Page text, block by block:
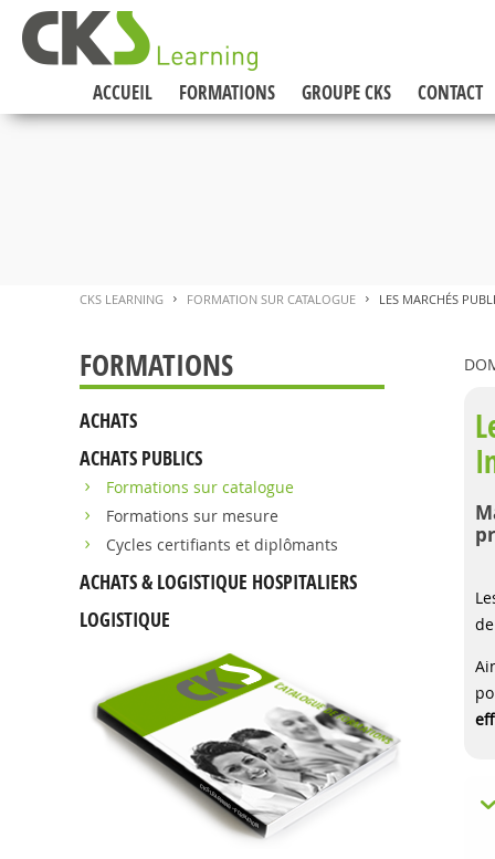
ACCUEIL FORMATIONS GROUPE CKS CONTACT
CKS LEARNING > FORMATION SUR CATALOGUE > LES MARCHÉS
FORMATIONS
ACHATS
ACHATS PUBLICS
Formations sur catalogue
Formations sur mesure
Cycles certifiants et diplômants
ACHATS & LOGISTIQUE HOSPITALIERS
LOGISTIQUE